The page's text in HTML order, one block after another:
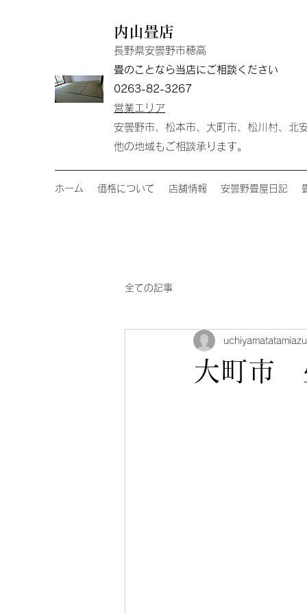
内山畳店
長野県安曇野市穂高
畳のことなら当店にご相談ください
0263-82-3267
営業エリア
安曇野市、松本市、大町市、松川村、北
他の地域もご相談承ります。
ホーム 価格について 店舗情報 安曇野畳屋日記
全ての記事
大町市